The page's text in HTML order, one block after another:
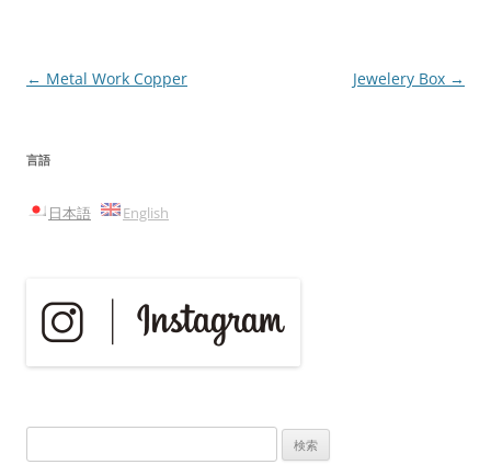
投
ビ
ゲ
← Metal Work Copper Jewelery Box →
言語
日本語 English
索: